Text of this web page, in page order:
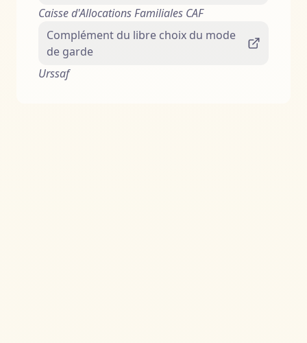
Caisse d'Allocations Familiales CAF
Complément du libre choix du mode
de garde
Urssaf